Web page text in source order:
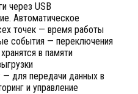
через USB
Автоматическое
точек — время работы
события — переключения
в памяти
— для передачи данных в
и управление